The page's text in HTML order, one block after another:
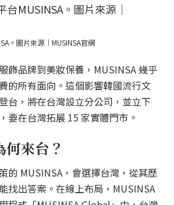
。圖片來源｜MUSINSA官網
飾品牌到美妝保養，MUSINSA 幾乎
的所有面向。這個影響韓國流行文
台，將在台灣設立分公司，並立下
要在台灣拓展 15 家實體門市。
來台？
的 MUSINSA，會選擇台灣，從其歷
找出答案。在線上布局，MUSINSA